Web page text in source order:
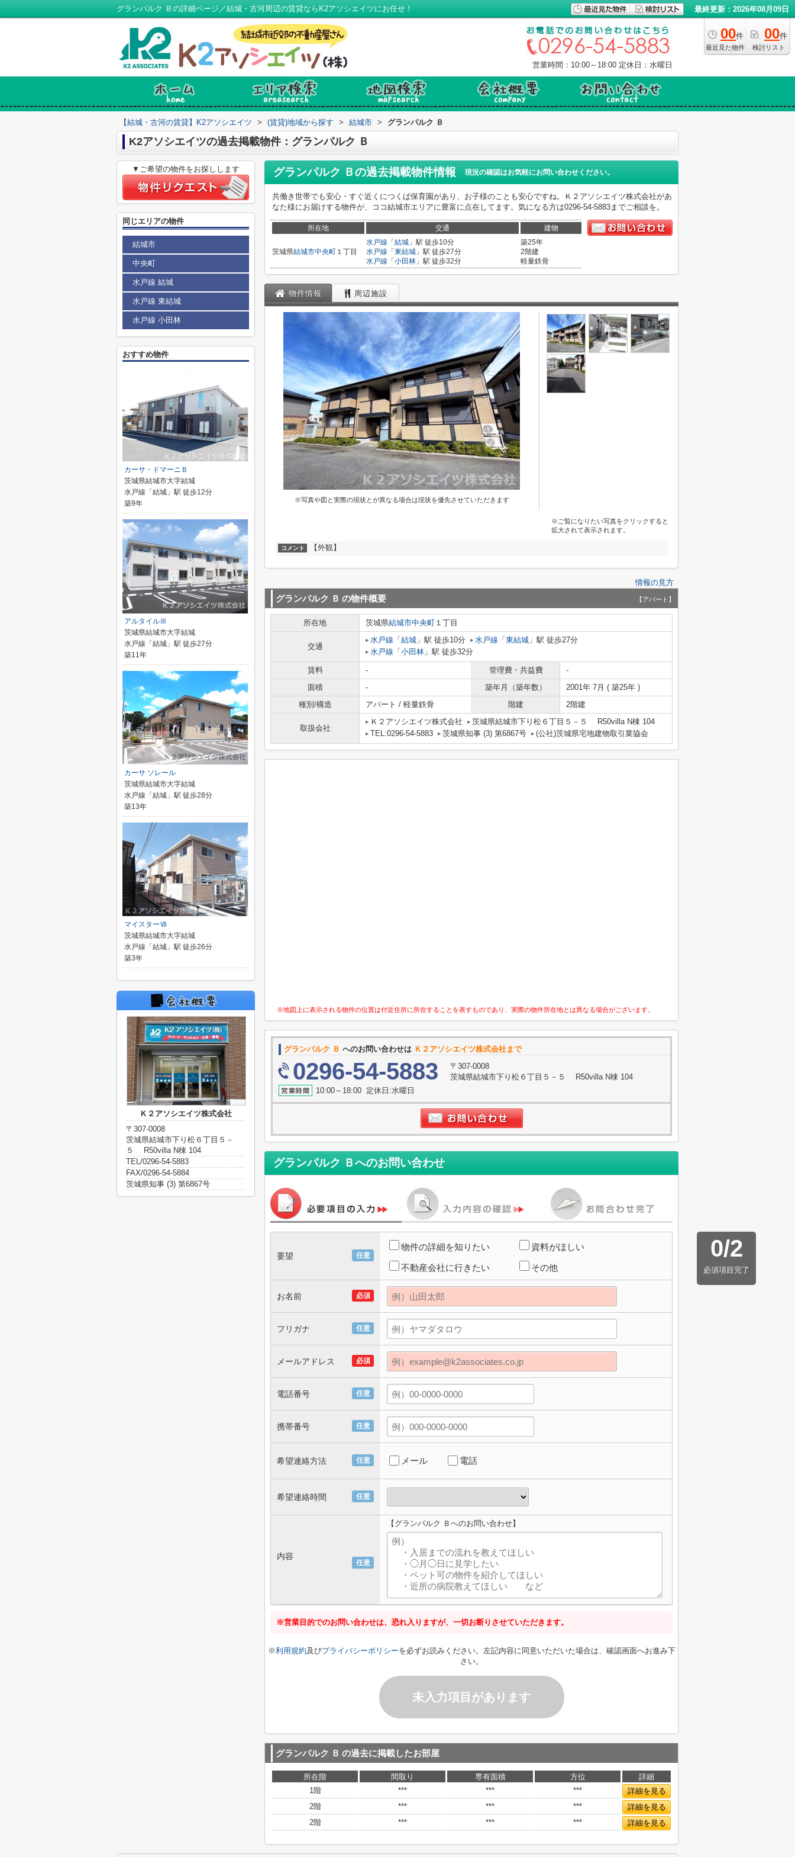
グランパルク Ｂの詳細ページ／結城・古河周辺の賃貸ならK2アソシエイツにお任せ！ 最終更新：2026年08月09日
00件
最近見た物件
00件
検討リスト
営業時間：10:00～18:00 定休日：水曜日
【結城・古河の賃貸】K2アソシエイツ > (賃貸)地域から探す > 結城市 > グランパルク Ｂ
K2アソシエイツの過去掲載物件：グランパルク Ｂ
グランパルク Ｂの過去掲載物件情報 現況の確認はお気軽にお問い合わせください。
共働き世帯でも安心・すぐ近くにつくば保育園があり、お子様のことも安心ですね。Ｋ２アソシエイツ株式会社があ
なた様にお届けする物件が、ココ結城市エリアに豊富に点在してます。気になる方は0296-54-5883までご相談を。
所在地 交通 建物
茨城県結城市中央町 １丁目
水戸線 「 結城 」駅 徒歩10分
水戸線 「 東結城 」駅 徒歩27分
水戸線 「 小田林 」駅 徒歩32分
築25年
2階建
軽量鉄骨
物件情報 周辺施設
※写真や図と実際の現状とが異なる場合は現状を優先させていただきます
※ご覧になりたい写真をクリックすると
拡大されて表示されます。
コメント 【外観】
情報の見方
グランパルク Ｂ の物件概要 【アパート】
所在地 茨城県結城市中央町 １丁目
交通
水戸線 「 結城 」駅 徒歩10分 水戸線 「 東結城 」駅 徒歩27分
水戸線 「 小田林 」駅 徒歩32分
賃料 - 管理費・共益費
-
面積
- 築年月（築年数）
2001年 7月 ( 築25年 )
種別/構造
アパート / 軽量鉄骨 階建 2階建
取扱会社
Ｋ２アソシエイツ株式会社
茨城県結城市下り松６丁目５－５ R50villa N棟 104
TEL:0296-54-5883
茨城県知事 (3) 第6867号 (公社)茨城県宅地建物取引業協会
※地図上に表示される物件の位置は付近住所に所在することを表すものであり、実際の物件所在地とは異なる場合がございます。
グランパルク Ｂ へのお問い合わせは Ｋ２アソシエイツ株式会社まで
0296-54-5883
〒307-0008
茨城県結城市下り松６丁目５－５ R50villa N棟 104
10:00～18:00 定休日:水曜日
グランパルク Ｂへのお問い合わせ
0/2
必須項目完了
任意
要望
物件の詳細を知りたい 資料がほしい
不動産会社に行きたい その他
必須
お名前
任意
フリガナ
必須
メールアドレス
任意
電話番号
任意
携帯番号
任意
希望連絡方法 メール 電話
任意
希望連絡時間
任意
内容
【グランパルク Ｂへのお問い合わせ】
※営業目的でのお問い合わせは、恐れ入りますが、一切お断りさせていただきます。
※利用規約及びプライバシーポリシーを必ずお読みください。左記内容に同意いただいた場合は、確認画面へお進み下
さい。
未入力項目があります
グランパルク Ｂ の過去に掲載したお部屋
所在階 間取り 専有面積 方位
詳細
1階
*** *** ***
詳細を見る
2階
*** *** ***
詳細を見る
2階
*** *** *** 詳細を見る
▼ご希望の物件をお探しします
同じエリアの物件
結城市
中央町
水戸線 結城
水戸線 東結城
水戸線 小田林
おすすめ物件
カーサ・ドマーニＢ
茨城県結城市大字結城
水戸線「結城」駅 徒歩12分
築9年
アルタイルⅢ
茨城県結城市大字結城
水戸線「結城」駅 徒歩27分
築11年
カーサ ソレール
茨城県結城市大字結城
水戸線「結城」駅 徒歩28分
築13年
マイスターⅦ
茨城県結城市大字結城
水戸線「結城」駅 徒歩26分
築3年
Ｋ２アソシエイツ株式会社
〒307-0008
茨城県結城市下り松６丁目５－
５ R50villa N棟 104
TEL/0296-54-5883
FAX/0296-54-5884
茨城県知事 (3) 第6867号